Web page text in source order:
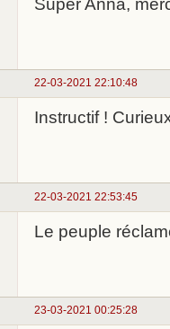
Super Anna,
22-03-2021 22:10:48
Instructif !
22-03-2021 22:53:45
Le peuple
23-03-2021 00:25:28